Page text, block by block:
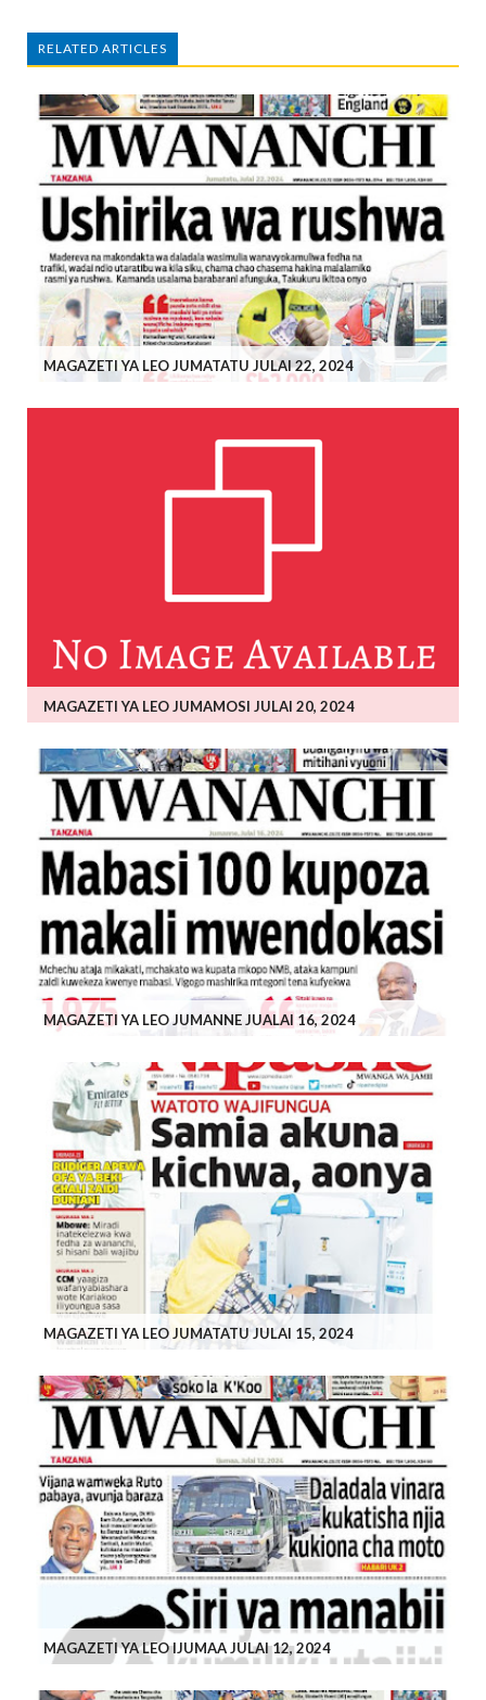
RELATED ARTICLES
MAGAZETI YA LEO JUMATATU JULAI 22, 2024
MAGAZETI YA LEO JUMAMOSI JULAI 20, 2024
MAGAZETI YA LEO JUMANNE JUALAI 16, 2024
MAGAZETI YA LEO JUMATATU JULAI 15, 2024
MAGAZETI YA LEO IJUMAA JULAI 12, 2024